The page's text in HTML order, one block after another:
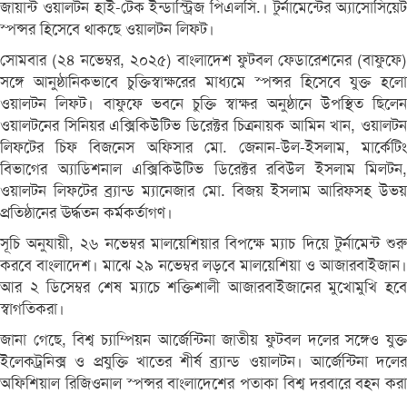
জায়ান্ট ওয়ালটন হাই-টেক ইন্ডাস্ট্রিজ পিএলসি.। টুর্নামেন্টের অ্যাসোসিয়েট
স্পন্সর হিসেবে থাকছে ওয়ালটন লিফট।
সোমবার (২৪ নভেম্বর, ২০২৫) বাংলাদেশ ফুটবল ফেডারেশনের (বাফুফে)
সঙ্গে আনুষ্ঠানিকভাবে চুক্তিস্বাক্ষরের মাধ্যমে স্পন্সর হিসেবে যুক্ত হলো
ওয়ালটন লিফট। বাফুফে ভবনে চুক্তি স্বাক্ষর অনুষ্ঠানে উপস্থিত ছিলেন
ওয়ালটনের সিনিয়র এক্সিকিউটিভ ডিরেক্টর চিত্রনায়ক আমিন খান, ওয়ালটন
লিফটের চিফ বিজনেস অফিসার মো. জেনান-উল-ইসলাম, মার্কেটিং
বিভাগের অ্যাডিশনাল এক্সিকিউটিভ ডিরেক্টর রবিউল ইসলাম মিলটন,
ওয়ালটন লিফটের ব্র্যান্ড ম্যানেজার মো. বিজয় ইসলাম আরিফসহ উভয়
প্রতিষ্ঠানের ঊর্দ্ধতন কর্মকর্তাগণ।
সূচি অনুযায়ী, ২৬ নভেম্বর মালয়েশিয়ার বিপক্ষে ম্যাচ দিয়ে টুর্নামেন্ট শুরু
করবে বাংলাদেশ। মাঝে ২৯ নভেম্বর লড়বে মালয়েশিয়া ও আজারবাইজান।
আর ২ ডিসেম্বর শেষ ম্যাচে শক্তিশালী আজারবাইজানের মুখোমুখি হবে
স্বাগতিকরা।
জানা গেছে, বিশ্ব চ্যাম্পিয়ন আর্জেন্টিনা জাতীয় ফুটবল দলের সঙ্গেও যুক্ত
ইলেকট্রনিক্স ও প্রযুক্তি খাতের শীর্ষ ব্র্যান্ড ওয়ালটন। আর্জেন্টিনা দলের
অফিশিয়াল রিজিওনাল স্পন্সর বাংলাদেশের পতাকা বিশ্ব দরবারে বহন করা